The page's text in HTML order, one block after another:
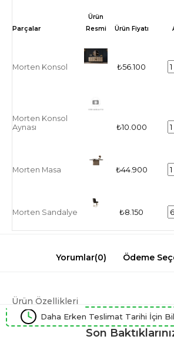
Ürün
Resmi
Ürün Fiyatı
Morten Konsol ₺56.100
Morten Konsol
Aynası
₺10.000
Morten Masa ₺44.900
Morten Sandalye ₺8.150
Yorumlar(0) Ödeme
Ürün Özellikleri
Daha Erken Teslimat Tarihi İçin
Son